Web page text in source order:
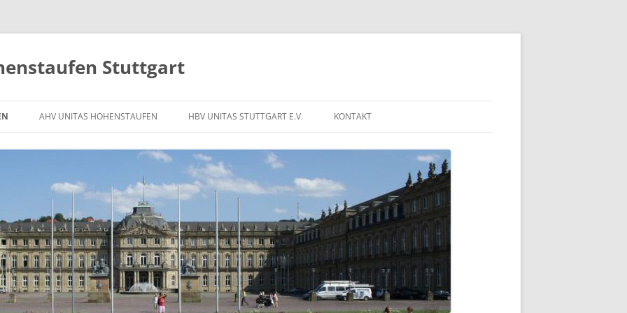
Stuttgart
AHV UNITAS HOHENSTAUFEN
BEITRÄGE ZUM ALTHERRENVEREIN
HBV UNITAS STUTTGART E.V.
BEITRÄGE ZUM HAUSBAUVEREIN
KONTAKT
DISCLAIMER